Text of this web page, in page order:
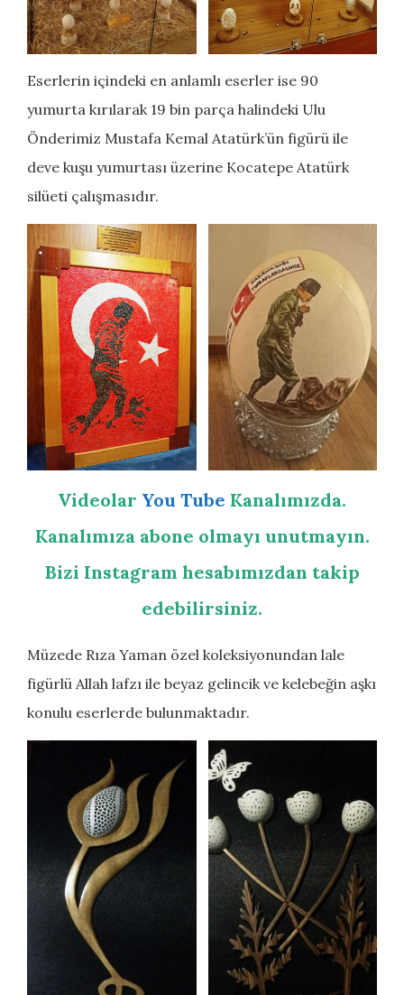
Eserlerin içindeki en anlamlı eserler ise 90
yumurta kırılarak 19 bin parça halindeki Ulu
Önderimiz Mustafa Kemal Atatürk’ün figürü ile
deve kuşu yumurtası üzerine Kocatepe Atatürk
silüeti çalışmasıdır.
Videolar You Tube Kanalımızda.
Kanalımıza abone olmayı unutmayın.
Bizi Instagram hesabımızdan takip
edebilirsiniz.
Müzede Rıza Yaman özel koleksiyonundan lale
figürlü Allah lafzı ile beyaz gelincik ve kelebeğin aşkı
konulu eserlerde bulunmaktadır.